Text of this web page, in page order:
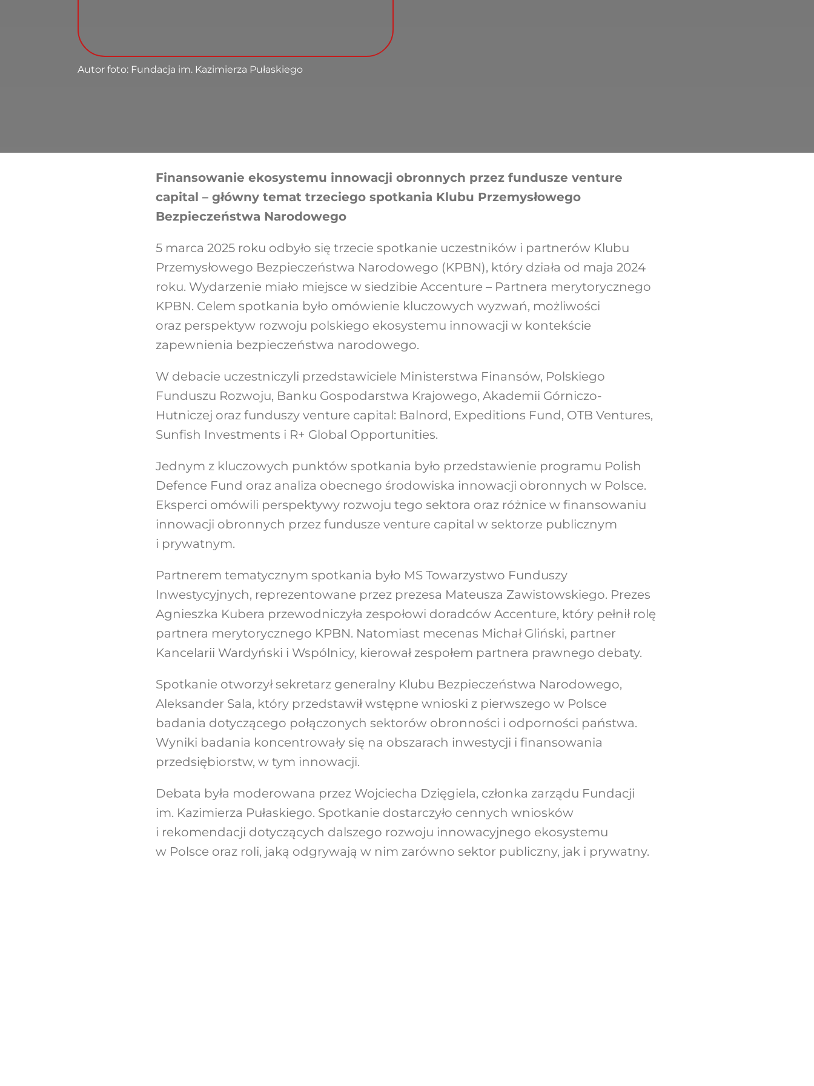
Autor foto: Fundacja im. Kazimierza Pułaskiego
Finansowanie ekosystemu innowacji obronnych przez fundusze venture
capital – główny temat trzeciego spotkania Klubu Przemysłowego
Bezpieczeństwa Narodowego
5 marca 2025 roku odbyło się trzecie spotkanie uczestników i partnerów Klubu
Przemysłowego Bezpieczeństwa Narodowego (KPBN), który działa od maja 2024
roku. Wydarzenie miało miejsce w siedzibie Accenture – Partnera merytorycznego
KPBN. Celem spotkania było omówienie kluczowych wyzwań, możliwości
oraz perspektyw rozwoju polskiego ekosystemu innowacji w kontekście
zapewnienia bezpieczeństwa narodowego.
W debacie uczestniczyli przedstawiciele Ministerstwa Finansów, Polskiego
Funduszu Rozwoju, Banku Gospodarstwa Krajowego, Akademii Górniczo-
Hutniczej oraz funduszy venture capital: Balnord, Expeditions Fund, OTB Ventures,
Sunfish Investments i R+ Global Opportunities.
Jednym z kluczowych punktów spotkania było przedstawienie programu Polish
Defence Fund oraz analiza obecnego środowiska innowacji obronnych w Polsce.
Eksperci omówili perspektywy rozwoju tego sektora oraz różnice w finansowaniu
innowacji obronnych przez fundusze venture capital w sektorze publicznym
i prywatnym.
Partnerem tematycznym spotkania było MS Towarzystwo Funduszy
Inwestycyjnych, reprezentowane przez prezesa Mateusza Zawistowskiego. Prezes
Agnieszka Kubera przewodniczyła zespołowi doradców Accenture, który pełnił rolę
partnera merytorycznego KPBN. Natomiast mecenas Michał Gliński, partner
Kancelarii Wardyński i Wspólnicy, kierował zespołem partnera prawnego debaty.
Spotkanie otworzył sekretarz generalny Klubu Bezpieczeństwa Narodowego,
Aleksander Sala, który przedstawił wstępne wnioski z pierwszego w Polsce
badania dotyczącego połączonych sektorów obronności i odporności państwa.
Wyniki badania koncentrowały się na obszarach inwestycji i finansowania
przedsiębiorstw, w tym innowacji.
Debata była moderowana przez Wojciecha Dzięgiela, członka zarządu Fundacji
im. Kazimierza Pułaskiego. Spotkanie dostarczyło cennych wniosków
i rekomendacji dotyczących dalszego rozwoju innowacyjnego ekosystemu
w Polsce oraz roli, jaką odgrywają w nim zarówno sektor publiczny, jak i prywatny.